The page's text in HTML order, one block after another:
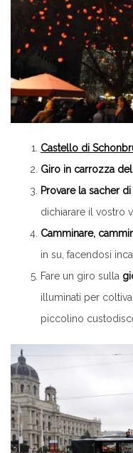
Castello di
Giro in carrozza
Provare la sacher di
dichiarare il vostro
Camminare,
in su, facendosi
Fare un giro sulla
illuminati per
piccolino